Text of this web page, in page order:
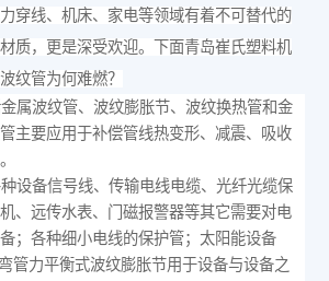
穿线、机床、家电等领域有着不可替代的
质，更是深受欢迎。下面青岛崔氏塑料机
纹管为何难燃？
属波纹管、波纹膨胀节、波纹换热管和金
主要应用于补偿管线热变形、减震、吸收
设备信号线、传输电线电缆、光纤光缆保
、远传水表、门磁报警器等其它需要对电
；各种细小电线的保护管；太阳能设备
管力平衡式波纹膨胀节用于设备与设备之